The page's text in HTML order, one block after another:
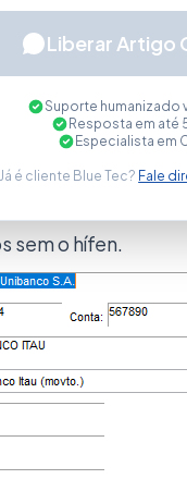
Itaú Unibanco
nas
preencher
sem o hífen.
Liberar Artigo
Suporte humanizado
Resposta em até
Especialista em
Já é cliente Blue Tec? Fale